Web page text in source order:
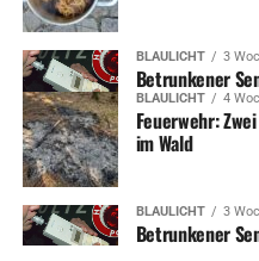
BLAULICHT 3
Betrunkener
BLAULICHT 4
Feuerwehr:
im Wald
BLAULICHT 3
Betrunkener